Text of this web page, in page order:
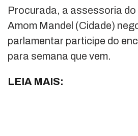
Procurada, a assessoria do
Amom Mandel (Cidade)
parlamentar participe do
para semana que vem.
LEIA MAIS: